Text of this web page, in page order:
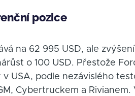
pozice
na 62 995 USD, ale
o 100 USD. Přestože
USA, podle nezávislého
Cybertruckem a